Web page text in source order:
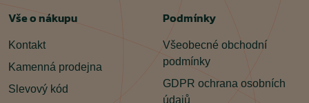
Vše o nákupu
Kontakt
Kamenná prodejna
Slevový kód
Podmínky
Všeobecné obchodní
podmínky
GDPR ochrana osobních
údajů